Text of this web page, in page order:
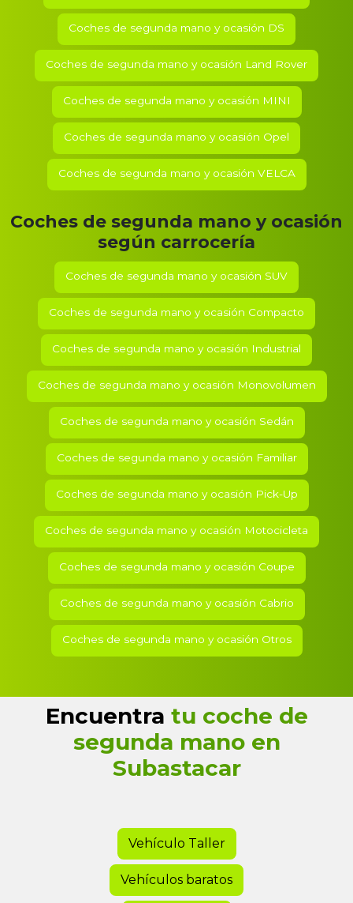
Coches de segunda mano y ocasión DS
Coches de segunda mano y ocasión Land Rover
Coches de segunda mano y ocasión MINI
Coches de segunda mano y ocasión Opel
Coches de segunda mano y ocasión VELCA
Coches de segunda mano y ocasión
según carrocería
Coches de segunda mano y ocasión SUV
Coches de segunda mano y ocasión Compacto
Coches de segunda mano y ocasión Industrial
Coches de segunda mano y ocasión Monovolumen
Coches de segunda mano y ocasión Sedán
Coches de segunda mano y ocasión Familiar
Coches de segunda mano y ocasión Pick-Up
Coches de segunda mano y ocasión Motocicleta
Coches de segunda mano y ocasión Coupe
Coches de segunda mano y ocasión Cabrio
Coches de segunda mano y ocasión Otros
Encuentra tu coche de
segunda mano en
Subastacar
Vehículo Taller
Vehículos baratos